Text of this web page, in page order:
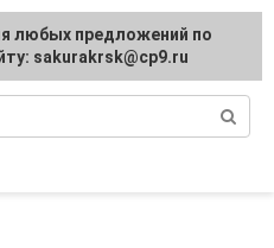
любых предложений по
sakurakrsk@cp9.ru